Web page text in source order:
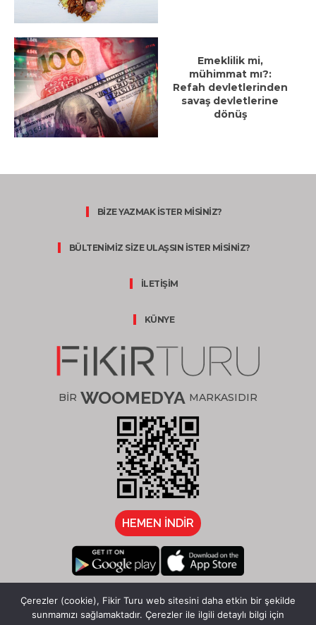
Emeklilik mi,
mühimmat mı?:
Refah devletlerinden
savaş devletlerine
dönüş
BİZE YAZMAK İSTER MİSİNİZ?
BÜLTENİMİZ SİZE ULAŞSIN İSTER MİSİNİZ?
İLETİŞİM
KÜNYE
BİR WOOMEDYA MARKASIDIR
HEMEN İNDİR
Çerezler (cookie), Fikir Turu web sitesini daha etkin bir şekilde
sunmamızı sağlamaktadır. Çerezler ile ilgili detaylı bilgi için